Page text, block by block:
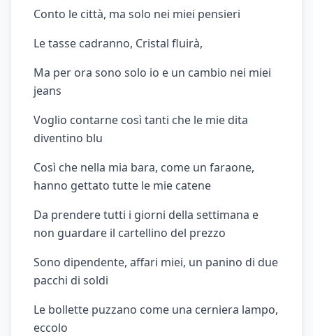
Conto le città, ma solo nei miei pensieri
Le tasse cadranno, Cristal fluirà,
Ma per ora sono solo io e un cambio nei miei
jeans
Voglio contarne così tanti che le mie dita
diventino blu
Così che nella mia bara, come un faraone,
hanno gettato tutte le mie catene
Da prendere tutti i giorni della settimana e
non guardare il cartellino del prezzo
Sono dipendente, affari miei, un panino di due
pacchi di soldi
Le bollette puzzano come una cerniera lampo,
eccolo